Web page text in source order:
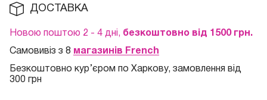
ДОСТАВКА
Новою поштою 2 - 4 дні, безкоштовно від 1500 грн.
Самовивіз з 8 магазинів French
Безкоштовно кур’єром по Харкову, замовлення від
300 грн